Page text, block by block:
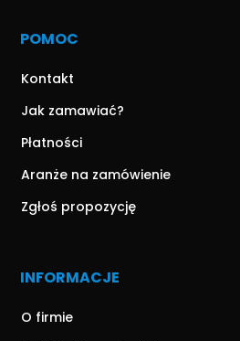
POMOC
Kontakt
Jak zamawiać?
Płatności
Aranże na zamówienie
Zgłoś propozycję
INFORMACJE
O firmie